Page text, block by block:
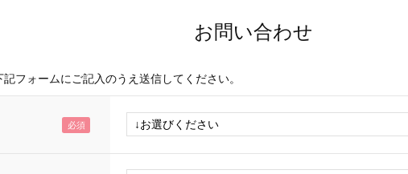
お問い合わせ
フォームにご記入のうえ送信してください。